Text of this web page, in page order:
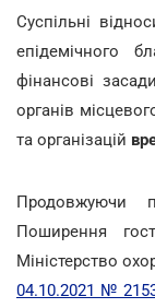
Суспільні
епідемічного
фінансові
органів
та організацій
Продовжуючи
Поширення
Міністерство
04.10.2021 №